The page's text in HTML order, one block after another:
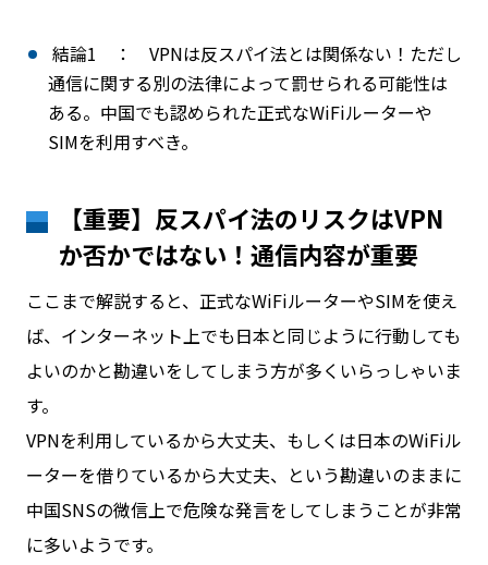
結論1 ： VPNは反スパイ法とは関係ない！ただし
通信に関する別の法律によって罰せられる可能性は
ある。中国でも認められた正式なWiFiルーターや
SIMを利用すべき。
【重要】反スパイ法のリスクはVPN
か否かではない！通信内容が重要
ここまで解説すると、正式なWiFiルーターやSIMを使え
ば、インターネット上でも日本と同じように行動しても
よいのかと勘違いをしてしまう方が多くいらっしゃいま
す。
VPNを利用しているから大丈夫、もしくは日本のWiFiル
ーターを借りているから大丈夫、という勘違いのままに
中国SNSの微信上で危険な発言をしてしまうことが非常
に多いようです。